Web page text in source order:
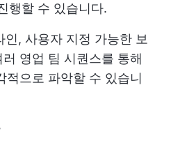
행할 수 있습니다.
인, 사용자 지정 가능한 보
영업 팀 시퀀스를 통해
으로 파악할 수 있습니